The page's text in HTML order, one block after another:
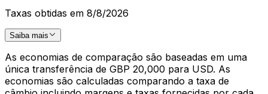
Taxas obtidas em 8/8/2026
Saiba mais
As economias de comparação são baseadas em uma
única transferência de GBP 20,000 para USD. As
economias são calculadas comparando a taxa de